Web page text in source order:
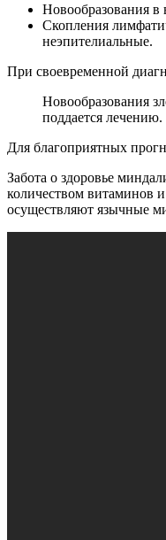
Новообразования в
Скопления
неэпителиальные.
При своевременной
Новообразования
поддается лечению.
Для благоприятных
Забота о здоровье
количеством витаминов
осуществляют язычные